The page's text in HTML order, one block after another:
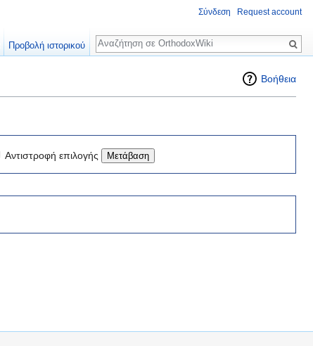
Βοήθεια
Αντιστροφή επιλογής
Σύνδεση Request account
Προβολή ιστορικού
Αναζήτηση